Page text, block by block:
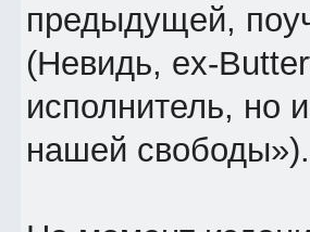
предыдущей,
(Невидь, ex-
исполнитель, но
нашей свободы»).